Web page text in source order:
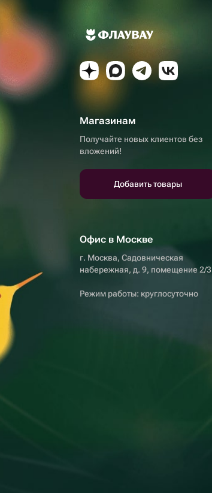
Магазинам
Получайте новых клиентов без
вложений!
Добавить товары
Офис в Москве
г. Москва, Садовническая
набережная, д. 9, помещение 2/3
Режим работы: круглосуточно